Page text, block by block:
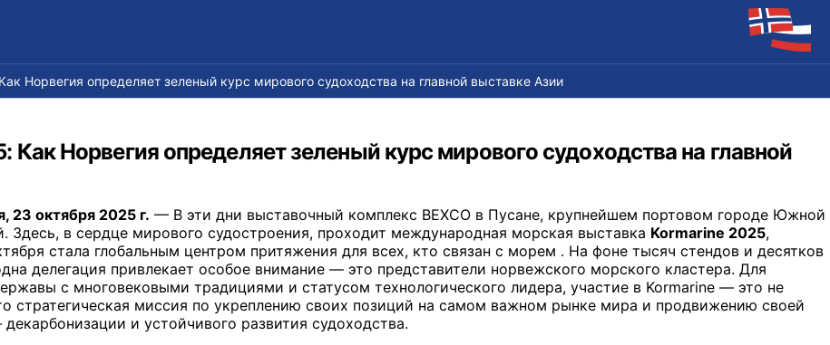
Норвегия определяет зеленый курс мирового судоходства на главной выставке Азии
Как Норвегия определяет зеленый курс мирового судоходства на главной
октября 2025 г. — В эти дни выставочный комплекс BEXCO в Пусане, крупнейшем портовом городе Южной
Здесь, в сердце мирового судостроения, проходит международная морская выставка Kormarine 2025,
стала глобальным центром притяжения для всех, кто связан с морем . На фоне тысяч стендов и десятков
делегация привлекает особое внимание — это представители норвежского морского кластера. Для
с многовековыми традициями и статусом технологического лидера, участие в Kormarine — это не
стратегическая миссия по укреплению своих позиций на самом важном рынке мира и продвижению своей
и устойчивого развития судоходства.